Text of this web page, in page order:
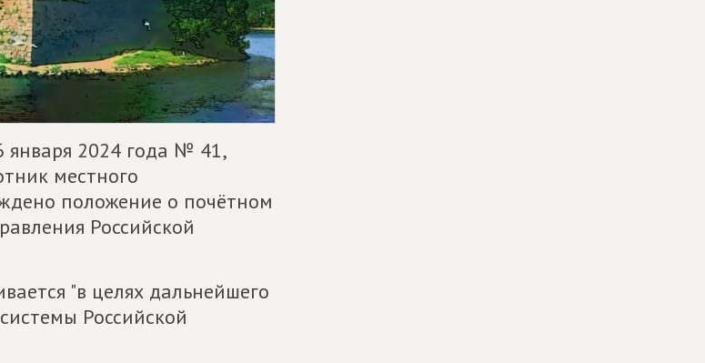
января 2024 года № 41,
местного
положение о почётном
Российской
"в целях дальнейшего
Российской